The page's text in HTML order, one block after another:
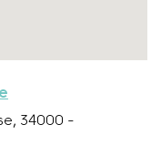
34000 -